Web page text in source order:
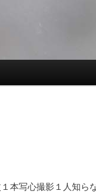
本写心撮影１人知ら